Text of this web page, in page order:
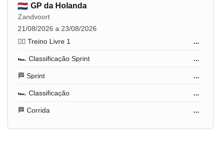
GP da Holanda
Zandvoort
21/08/2026 a 23/08/2026
🏋️‍♂️ Treino Livre 1
...
🏎️ Classificação Sprint ...
🏁 Sprint ...
🏎️ Classificação ...
🏁 Corrida ...